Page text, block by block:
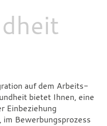
auf dem Arbeits-
bietet Ihnen, eine
Einbeziehung
im Bewerbungsprozess